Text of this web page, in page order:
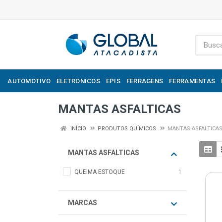
AUTOMOTIVO ELETRONICOS EPIS FERRAGENS FERRAMENTAS
MANTAS ASFALTICAS
INÍCIO PRODUTOS QUÍMICOS MANTAS ASFALTICAS
MANTAS ASFALTICAS
QUEIMA ESTOQUE 1
MARCAS